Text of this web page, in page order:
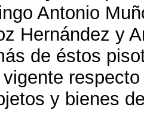
Antonio
Hernández y
de éstos
vigente
y bienes